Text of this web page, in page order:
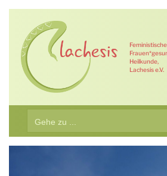
Zum
springen
Heilkunde,
Lachesis e.V.
Gehe zu ...